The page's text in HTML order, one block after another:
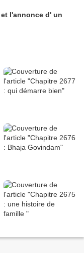
l'annonce d' un